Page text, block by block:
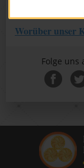
Worüber unser
Folge uns